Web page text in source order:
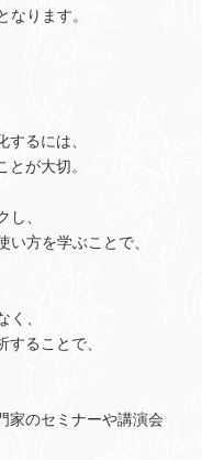
なります。
するには、
とが大切。
し、
い方を学ぶことで、
く、
することで、
家のセミナーや講演会